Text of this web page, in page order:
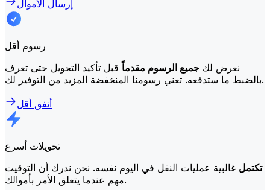
إرسال الأموال
رسوم أقل
نعرض لك جميع الرسوم مقدماًقبل تأكيد التحويل حتى تعرف
بالضبط ما ستدفعه. تعني رسومنا المنخفضة المزيد من التوفير لك.
أنفق أقل
تحويلات أسرع
تكتمل غالبية عمليات النقل في اليوم نفسه. نحن ندرك أن التوقيت
مهم عندما يتعلق الأمر بأموالك.